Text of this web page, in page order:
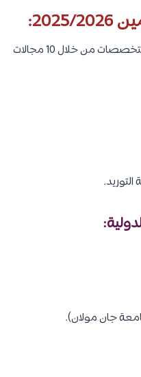
تطرح جامعة العلمين عددًا كبيرًا من التخصصات من خلال 10 مجالات
جان مولان).